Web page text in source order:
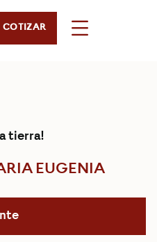
COTIZAR
tierra!
EUGENIA